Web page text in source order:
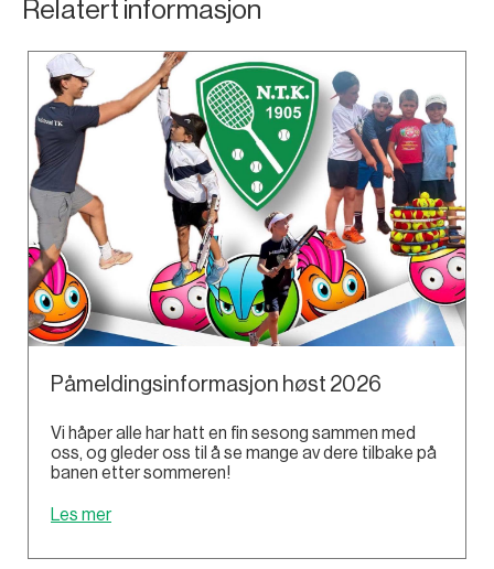
Relatert informasjon
Påmeldingsinformasjon høst 2026
Vi håper alle har hatt en fin sesong sammen med
oss, og gleder oss til å se mange av dere tilbake på
banen etter sommeren!
Les mer